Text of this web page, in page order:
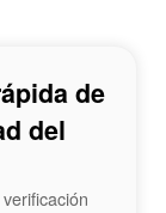
de
del